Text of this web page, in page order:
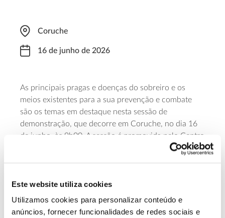
Este website utiliza cookies
Utilizamos cookies para personalizar conteúdo e
anúncios, fornecer funcionalidades de redes sociais e
Coruche
16 de junho de 2026
As principais pragas e doenças do sobreiro e os
meios existentes para a sua prevenção e combate
são os temas em destaque nesta sessão de
demonstração, que decorre em Coruche, no dia 16
de junho, às 9h00. A sessão é promovida pelo Centro
de Competências do Sobreiro e da Cortiça e conta
Veterinária.
Saiba mais e inscreva-se